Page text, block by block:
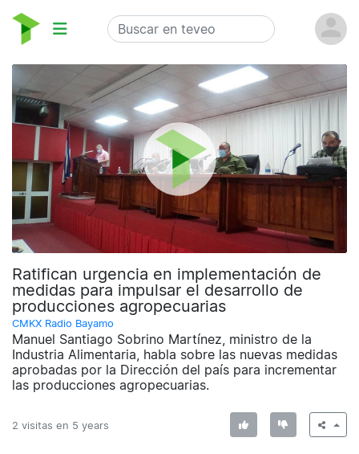
Ratifican urgencia en implementación de
medidas para impulsar el desarrollo de
producciones agropecuarias
CMKX Radio Bayamo
Manuel Santiago Sobrino Martínez, ministro de la
Industria Alimentaria, habla sobre las nuevas medidas
aprobadas por la Dirección del país para incrementar
las producciones agropecuarias.
2 visitas en 5 years